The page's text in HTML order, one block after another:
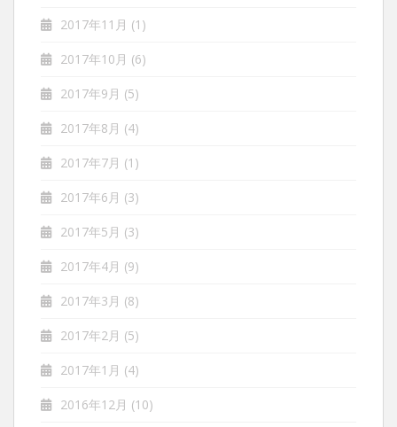
2017年11月 (1)
2017年10月 (6)
2017年9月 (5)
2017年8月 (4)
2017年7月 (1)
2017年6月 (3)
2017年5月 (3)
2017年4月 (9)
2017年3月 (8)
2017年2月 (5)
2017年1月 (4)
2016年12月 (10)